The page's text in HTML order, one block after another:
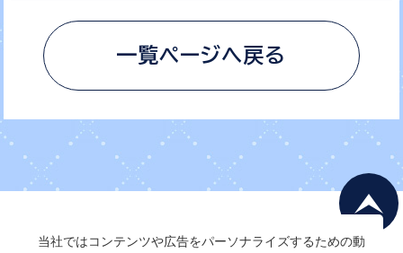
当社ではコンテンツや広告をパーソナライズするための動
一覧ページへ戻る